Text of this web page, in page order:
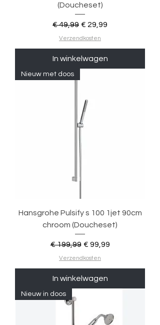
(Doucheset)
Normale prijs
€ 49,99 Verkoopprijs
€ 29,99
Verzendkosten
In winkelwagen
Nieuw met doos
Hansgrohe Pulsify s 100 1jet 90cm
chroom (Doucheset)
Normale prijs
€ 199,99 Verkoopprijs
€ 99,99
Verzendkosten
In winkelwagen
Nieuw in doos